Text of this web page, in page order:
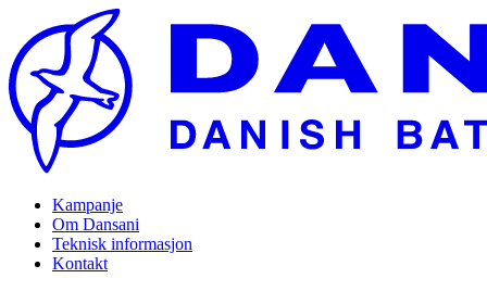
Kampanje
Om Dansani
Teknisk informasjon
Kontakt